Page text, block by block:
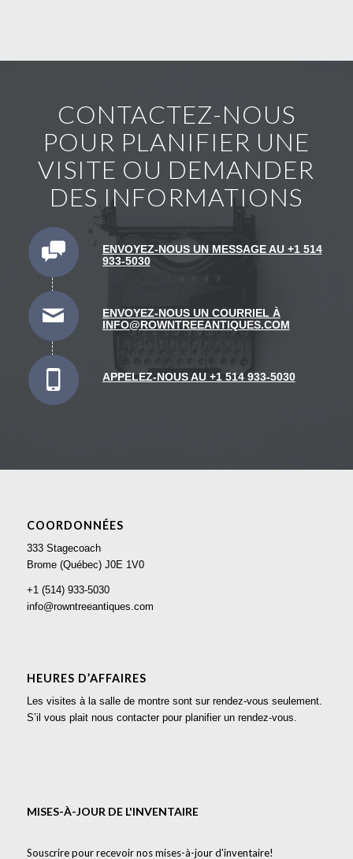
CONTACTEZ-NOUS
POUR PLANIFIER UNE
VISITE OU DEMANDER
DES INFORMATIONS
ENVOYEZ-NOUS UN MESSAGE AU +1 514
933-5030
ENVOYEZ-NOUS UN COURRIEL À
INFO@ROWNTREEANTIQUES.COM
APPELEZ-NOUS AU +1 514 933-5030
COORDONNÉES
333 Stagecoach
Brome (Québec) J0E 1V0
+1 (514) 933-5030
info@rowntreeantiques.com
HEURES D’AFFAIRES
Les visites à la salle de montre sont sur rendez-vous seulement.
S’il vous plait nous contacter pour planifier un rendez-vous.